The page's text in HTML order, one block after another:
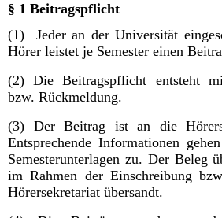
§ 1 Beitragspflicht
(1) Jeder an der Universität
Hörer leistet je Semester einen
(2) Die Beitragspflicht entsteht
bzw. Rückmeldung.
(3) Der Beitrag ist an die
Entsprechende Informationen
Semesterunterlagen zu. Der Beleg
im Rahmen der Einschreibung
Hörersekretariat übersandt.